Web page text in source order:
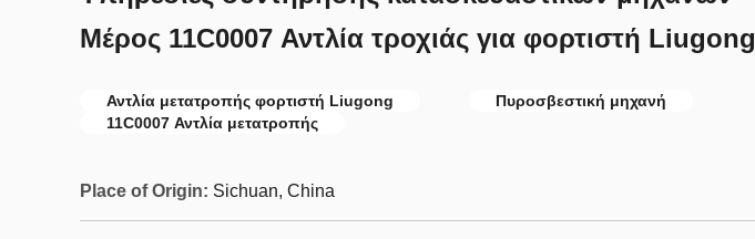
Μέρος 11C0007 Αντλία τροχιάς για φορτιστή Liugong
Αντλία μετατροπής φορτιστή Liugong
Πυροσβεστική μηχανή
11C0007 Αντλία μετατροπής
Place of Origin: Sichuan, China